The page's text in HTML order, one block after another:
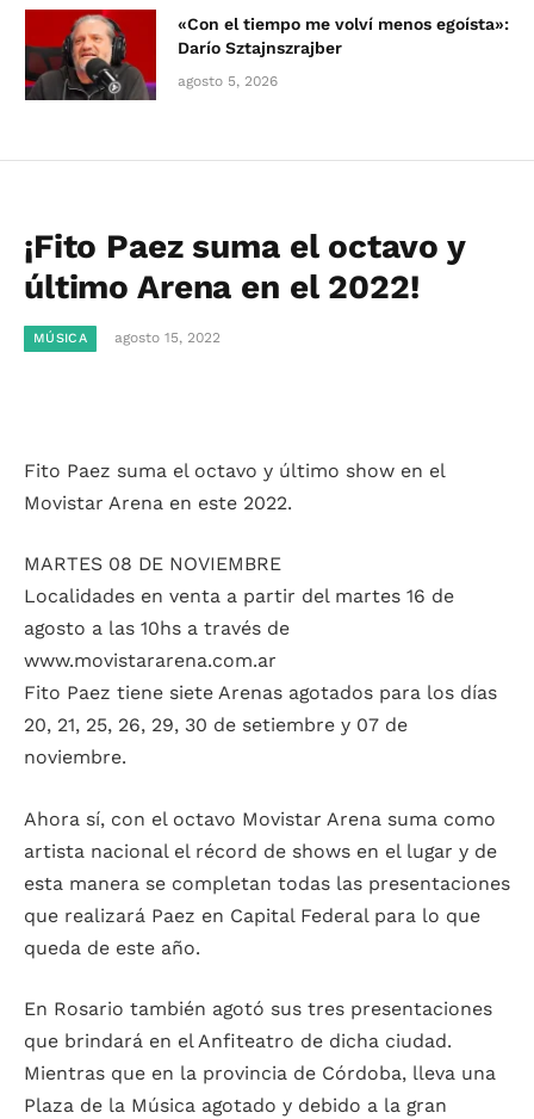
«Con el tiempo me volví menos egoísta»:
Darío Sztajnszrajber
agosto 5, 2026
¡Fito Paez suma el octavo y
último Arena en el 2022!
MÚSICA agosto 15, 2022
Fito Paez suma el octavo y último show en el
Movistar Arena en este 2022.
MARTES 08 DE NOVIEMBRE
Localidades en venta a partir del martes 16 de
agosto a las 10hs a través de
www.movistararena.com.ar
Fito Paez tiene siete Arenas agotados para los días
20, 21, 25, 26, 29, 30 de setiembre y 07 de
noviembre.
Ahora sí, con el octavo Movistar Arena suma como
artista nacional el récord de shows en el lugar y de
esta manera se completan todas las presentaciones
que realizará Paez en Capital Federal para lo que
queda de este año.
En Rosario también agotó sus tres presentaciones
que brindará en el Anfiteatro de dicha ciudad.
Mientras que en la provincia de Córdoba, lleva una
Plaza de la Música agotado y debido a la gran